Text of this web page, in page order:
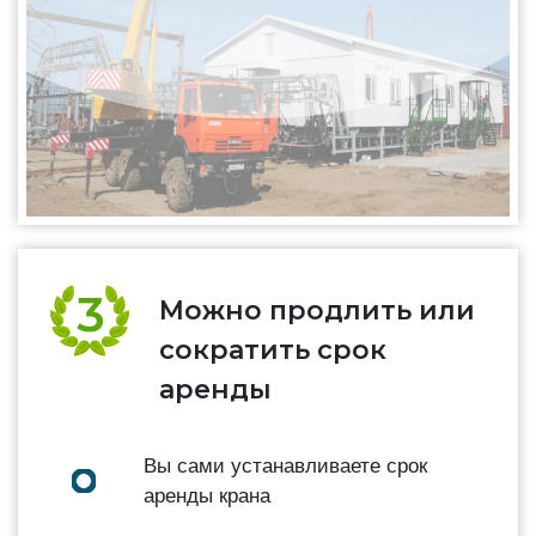
Можно продлить или
сократить срок
аренды
Вы сами устанавливаете срок
аренды крана